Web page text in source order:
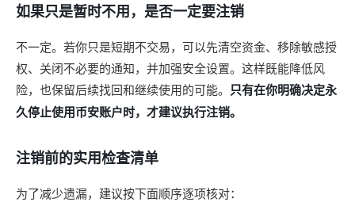
如果只是暂时不用，是否一定要注销
不一定。若你只是短期不交易，可以先清空资金、移除敏感授
权、关闭不必要的通知，并加强安全设置。这样既能降低风
险，也保留后续找回和继续使用的可能。 只有在你明确决定永
久停止使用币安账户时，才建议执行注销。
注销前的实用检查清单
为了减少遗漏，建议按下面顺序逐项核对：